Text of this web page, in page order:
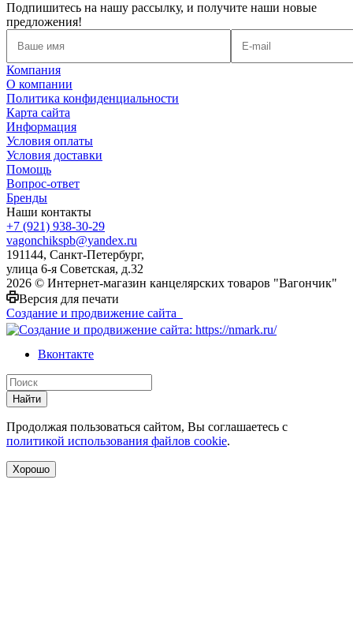
Подпишитесь на нашу рассылку, и получите наши новые
предложения!
Компания
О компании
Политика конфиденциальности
Карта сайта
Информация
Условия оплаты
Условия доставки
Помощь
Вопрос-ответ
Бренды
Наши контакты
+7 (921) 938-30-29
vagonchikspb@yandex.ru
191144, Санкт-Петербург,
улица 6-я Советская, д.32
2026 © Интернет-магазин канцелярских товаров "Вагончик"
Версия для печати
Создание и продвижение сайта
Вконтакте
Найти
Продолжая пользоваться сайтом, Вы соглашаетесь с
политикой использования файлов cookie.
Хорошо